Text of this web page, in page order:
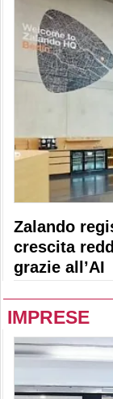
Zalando
crescita
grazie all’AI
IMPRESE